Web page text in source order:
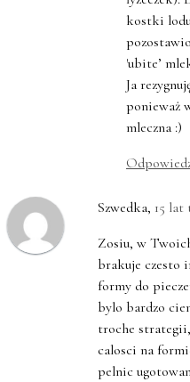
kostki
'ubite’
Ja
ponieważ
mleczna :)
Szwedka, 15 lat
Zosiu, w
brakuje czesto
formy do
bylo bardzo
troche
calosci na
pelnic